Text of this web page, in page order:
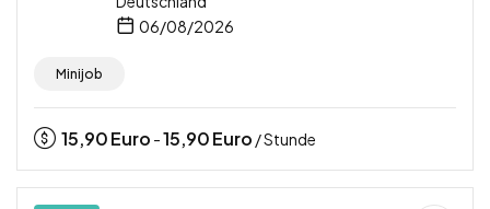
06/08/2026
Minijob
15,90Euro -15,90Euro / Stunde